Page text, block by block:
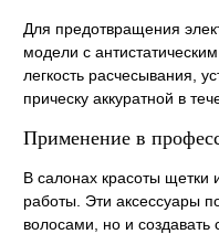
Для предотвращения
модели с
легкость расчесывания,
прическу аккуратной в
Применение в
В салонах красоты щетки
работы. Эти аксессуары
волосами, но и создавать